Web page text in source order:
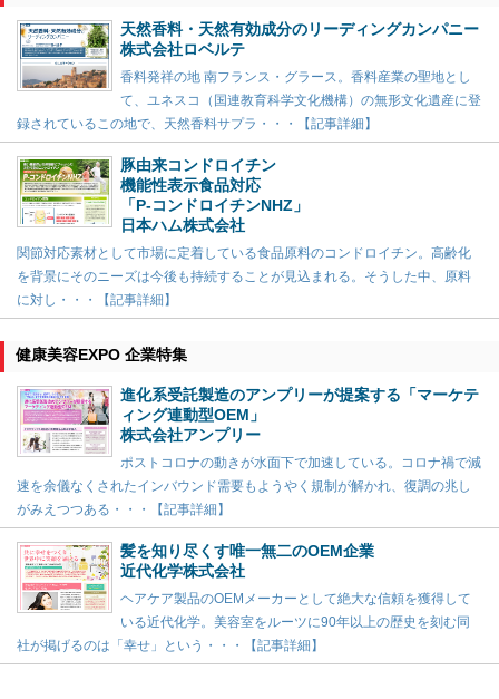
天然香料・天然有効成分のリーディングカンパニー
株式会社ロベルテ
香料発祥の地 南フランス・グラース。香料産業の聖地とし
て、ユネスコ（国連教育科学文化機構）の無形文化遺産に登
録されているこの地で、天然香料サプラ・・・【記事詳細】
豚由来コンドロイチン
機能性表示食品対応
「P-コンドロイチンNHZ」
日本ハム株式会社
関節対応素材として市場に定着している食品原料のコンドロイチン。高齢化
を背景にそのニーズは今後も持続することが見込まれる。そうした中、原料
に対し・・・【記事詳細】
健康美容EXPO 企業特集
進化系受託製造のアンプリーが提案する「マーケテ
ィング連動型OEM」
株式会社アンプリー
ポストコロナの動きが水面下で加速している。コロナ禍で減
速を余儀なくされたインバウンド需要もようやく規制が解かれ、復調の兆し
がみえつつある・・・【記事詳細】
髪を知り尽くす唯一無二のOEM企業
近代化学株式会社
ヘアケア製品のOEMメーカーとして絶大な信頼を獲得して
いる近代化学。美容室をルーツに90年以上の歴史を刻む同
社が掲げるのは「幸せ」という・・・【記事詳細】